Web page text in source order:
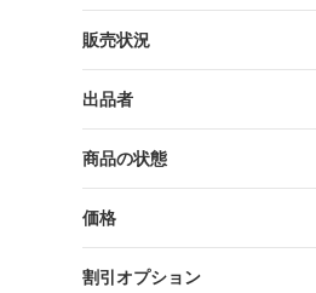
販売状況
出品者
商品の状態
価格
割引オプション